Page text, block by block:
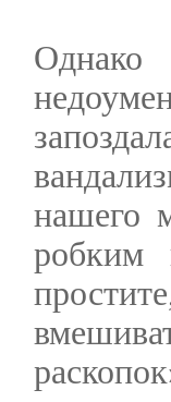
Однако
нашего
робким